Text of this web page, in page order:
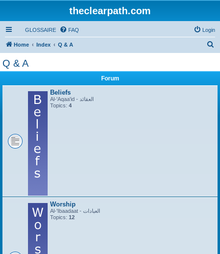
theclearpath.com
GLOSSAIRE FAQ Login
Home Index Q & A
Q & A
Forum
Beliefs
Al-'Aqaa'id - العقائد
Topics: 4
Worship
Al-'Ibaadaat - العبادات
Topics: 12